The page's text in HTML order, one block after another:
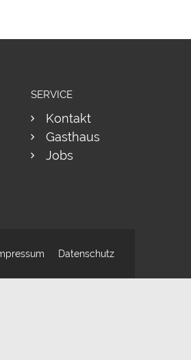
SERVICE
Kontakt
Gasthaus
Jobs
Datenschutz